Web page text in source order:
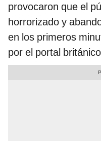
provocaron que el
horrorizado y
en los primeros
por el portal